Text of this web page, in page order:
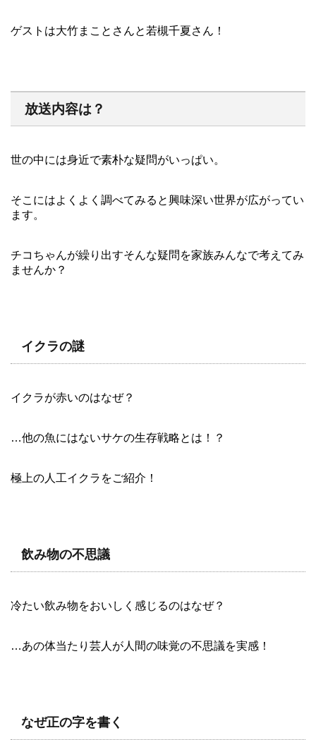
ゲストは大竹まことさんと若槻千夏さん！
放送内容は？
世の中には身近で素朴な疑問がいっぱい。
そこにはよくよく調べてみると興味深い世界が広がってい
ます。
チコちゃんが繰り出すそんな疑問を家族みんなで考えてみ
ませんか？
イクラの謎
イクラが赤いのはなぜ？
…他の魚にはないサケの生存戦略とは！？
極上の人工イクラをご紹介！
飲み物の不思議
冷たい飲み物をおいしく感じるのはなぜ？
…あの体当たり芸人が人間の味覚の不思議を実感！
なぜ正の字を書く